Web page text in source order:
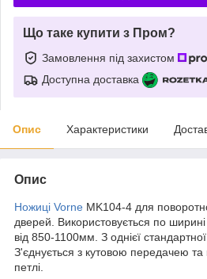
Що таке купити з Пром?
Замовлення під захистом
Доступна доставка
Опис Характеристики
Опис
Ножиці Vorne MK104-4 для
дверей. Використовується по
від 850-1100мм. З однієї
З'єднується з кутовою передачею
петлі.